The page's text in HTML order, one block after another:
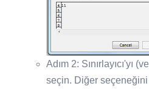
Adım 2: Sınırlayıcı'yı
seçin. Diğer